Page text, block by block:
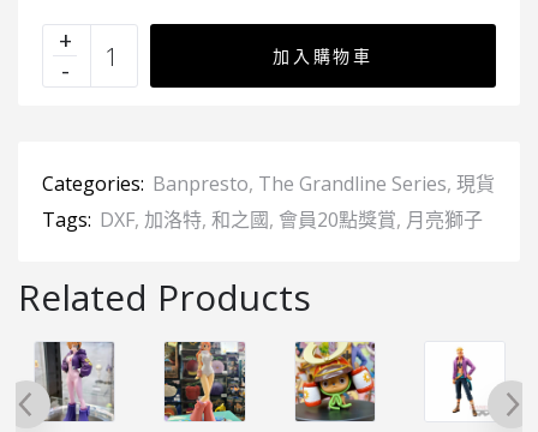
加入購物車
Categories: Banpresto, The Grandline Series, 現貨
Tags: DXF, 加洛特, 和之國, 會員20點獎賞, 月亮獅子
Related Products